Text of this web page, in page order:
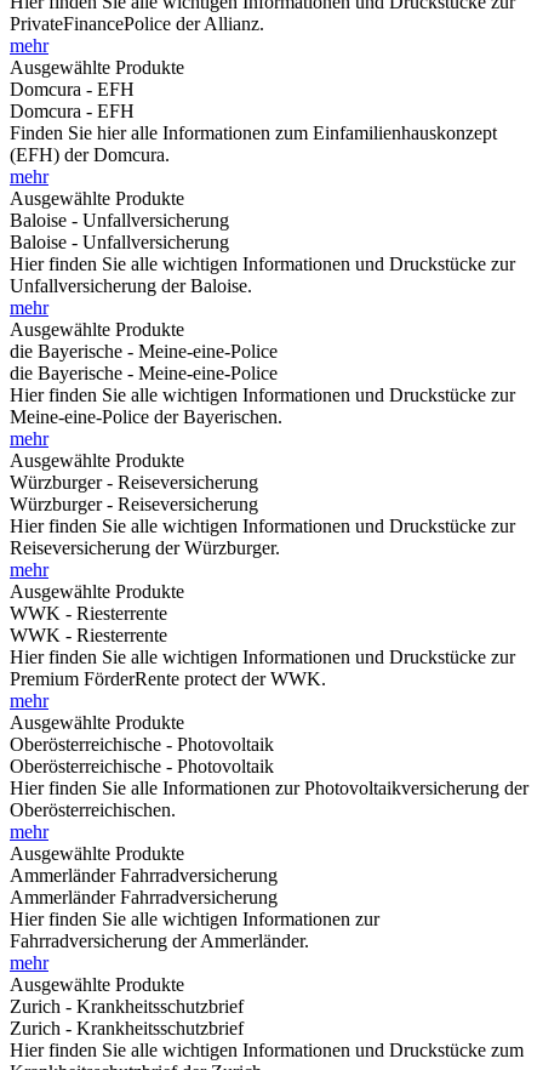
PrivateFinancePolice der Allianz.
mehr
Ausgewählte Produkte
Domcura - EFH
Domcura - EFH
Finden Sie hier alle Informationen zum Einfamilienhauskonzept
(EFH) der Domcura.
mehr
Ausgewählte Produkte
Baloise - Unfallversicherung
Baloise - Unfallversicherung
Hier finden Sie alle wichtigen Informationen und Druckstücke zur
Unfallversicherung der Baloise.
mehr
Ausgewählte Produkte
die Bayerische - Meine-eine-Police
die Bayerische - Meine-eine-Police
Hier finden Sie alle wichtigen Informationen und Druckstücke zur
Meine-eine-Police der Bayerischen.
mehr
Ausgewählte Produkte
Würzburger - Reiseversicherung
Würzburger - Reiseversicherung
Hier finden Sie alle wichtigen Informationen und Druckstücke zur
Reiseversicherung der Würzburger.
mehr
Ausgewählte Produkte
WWK - Riesterrente
WWK - Riesterrente
Hier finden Sie alle wichtigen Informationen und Druckstücke zur
Premium FörderRente protect der WWK.
mehr
Ausgewählte Produkte
Oberösterreichische - Photovoltaik
Oberösterreichische - Photovoltaik
Hier finden Sie alle Informationen zur Photovoltaikversicherung der
Oberösterreichischen.
mehr
Ausgewählte Produkte
Ammerländer Fahrradversicherung
Ammerländer Fahrradversicherung
Hier finden Sie alle wichtigen Informationen zur
Fahrradversicherung der Ammerländer.
mehr
Ausgewählte Produkte
Zurich - Krankheitsschutzbrief
Zurich - Krankheitsschutzbrief
Hier finden Sie alle wichtigen Informationen und Druckstücke zum